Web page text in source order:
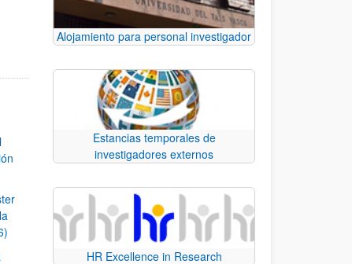
desplazarse.
Alojamiento para personal investigador
Estancias temporales de
investigadores externos
HR Excellence in Research